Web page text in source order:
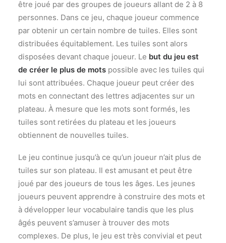
être joué par des groupes de joueurs allant de 2 à 8
personnes. Dans ce jeu, chaque joueur commence
par obtenir un certain nombre de tuiles. Elles sont
distribuées équitablement. Les tuiles sont alors
disposées devant chaque joueur. Le but du jeu est
de créer le plus de mots possible avec les tuiles qui
lui sont attribuées. Chaque joueur peut créer des
mots en connectant des lettres adjacentes sur un
plateau. À mesure que les mots sont formés, les
tuiles sont retirées du plateau et les joueurs
obtiennent de nouvelles tuiles.
Le jeu continue jusqu’à ce qu’un joueur n’ait plus de
tuiles sur son plateau. Il est amusant et peut être
joué par des joueurs de tous les âges. Les jeunes
joueurs peuvent apprendre à construire des mots et
à développer leur vocabulaire tandis que les plus
âgés peuvent s’amuser à trouver des mots
complexes. De plus, le jeu est très convivial et peut